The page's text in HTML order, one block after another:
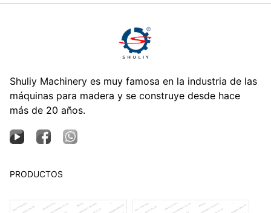
Shuliy Machinery es muy famosa en la industria de las
máquinas para madera y se construye desde hace
más de 20 años.
PRODUCTOS